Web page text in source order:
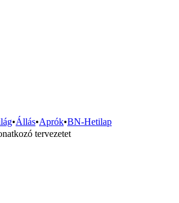
•Állás•Aprók•BN-Hetilap
tervezetet